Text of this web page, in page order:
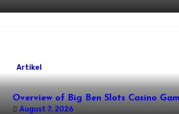
Artikel
Overview of Big Ben Slots Casino
August 7, 2026